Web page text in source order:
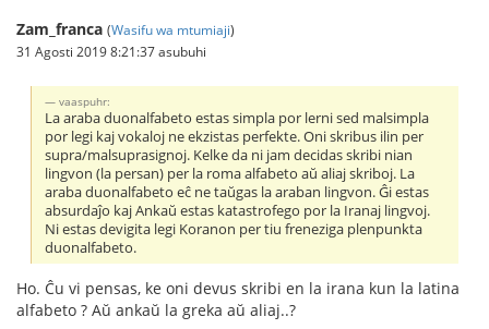
Zam_franca (Wasifu wa mtumiaji)
31 Agosti 2019 8:21:37 asubuhi
vaaspuhr:
La araba duonalfabeto estas simpla por lerni sed malsimpla
por legi kaj vokaloj ne ekzistas perfekte. Oni skribus ilin per
supra/malsuprasignoj. Kelke da ni jam decidas skribi nian
lingvon (la persan) per la roma alfabeto aŭ aliaj skriboj. La
araba duonalfabeto eĉ ne taŭgas la araban lingvon. Ĝi estas
absurdaĵo kaj Ankaŭ estas katastrofego por la Iranaj lingvoj.
Ni estas devigita legi Koranon per tiu freneziga plenpunkta
duonalfabeto.
Ho. Ĉu vi pensas, ke oni devus skribi en la irana kun la latina
alfabeto ? Aŭ ankaŭ la greka aŭ aliaj..?